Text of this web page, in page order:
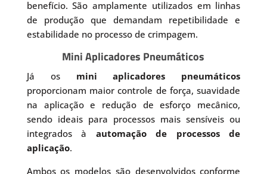
benefício. São amplamente utilizados em linhas
de produção que demandam repetibilidade e
estabilidade no processo de crimpagem.
Mini Aplicadores Pneumáticos
Já os mini aplicadores pneumáticos
proporcionam maior controle de força, suavidade
na aplicação e redução de esforço mecânico,
sendo ideais para processos mais sensíveis ou
integrados à automação de processos de
aplicação.
Ambos os modelos são desenvolvidos conforme